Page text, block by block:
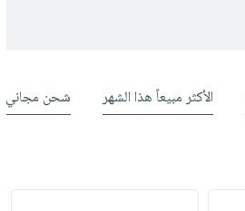
الأكثر مبيعاً هذا الشهر شحن مجاني